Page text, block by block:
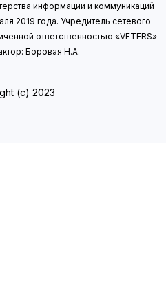
информации и коммуникаций
2019 года. Учредитель сетевого
ответственностью «VETERS»
Боровая Н.А.
(с) 2023